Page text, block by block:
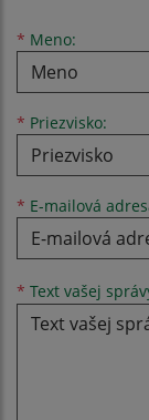
* Meno:
Meno
* Priezvisko:
Priezvisko
* E-mailová
E-mailová adresa
* Text vašej